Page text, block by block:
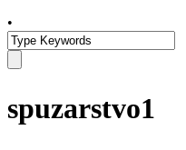
•
spuzarstvo1